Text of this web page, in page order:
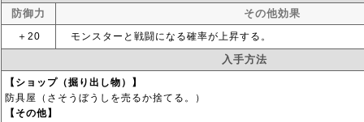
防御力
その他効果
＋20 モンスターと戦闘になる確率が上昇する。
入手方法
【ショップ（掘り出し物）】
防具屋（さそうぼうしを売るか捨てる。）
【その他】